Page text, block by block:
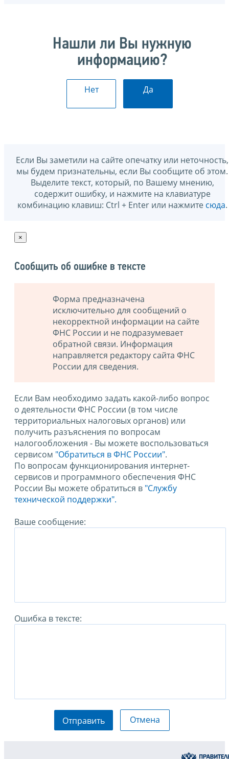
Нашли ли Вы нужную
информацию?
Нет Да
Если Вы заметили на сайте опечатку или неточность,
мы будем признательны, если Вы сообщите об этом.
Выделите текст, который, по Вашему мнению,
содержит ошибку, и нажмите на клавиатуре
комбинацию клавиш: Ctrl + Enter или нажмите сюда.
×
Сообщить об ошибке в тексте
Форма предназначена
исключительно для сообщений о
некорректной информации на сайте
ФНС России и не подразумевает
обратной связи. Информация
направляется редактору сайта ФНС
России для сведения.
Если Вам необходимо задать какой-либо вопрос
о деятельности ФНС России (в том числе
территориальных налоговых органов) или
получить разъяснения по вопросам
налогообложения - Вы можете воспользоваться
сервисом "Обратиться в ФНС России".
По вопросам функционирования интернет-
сервисов и программного обеспечения ФНС
России Вы можете обратиться в "Службу
технической поддержки".
Ваше сообщение:
Ошибка в тексте:
Отправить Отмена